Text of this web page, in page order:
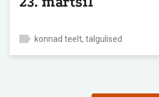
konnad teelt, talgulised